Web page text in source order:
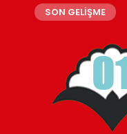
SON GELİŞME